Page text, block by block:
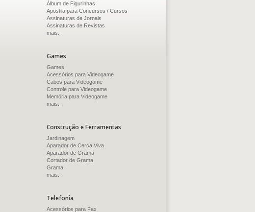
Álbum de Figurinhas
Apostila para Concursos / Cursos
Assinaturas de Jornais
Assinaturas de Revistas
mais..
Games
Games
Acessórios para Videogame
Cabos para Videogame
Controle para Videogame
Memória para Videogame
mais..
Construção e Ferramentas
Jardinagem
Aparador de Cerca Viva
Aparador de Grama
Cortador de Grama
Grama
mais..
Telefonia
Acessórios para Fax